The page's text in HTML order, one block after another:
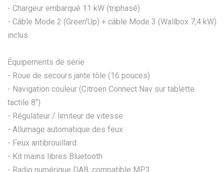
- Chargeur embarqué 11 kW (triphasé)
- Câble Mode 2 (Green’Up) + câble Mode 3 (Wallbox 7,4 kW)
inclus
Équipements de série
- Roue de secours jante tôle (16 pouces)
- Navigation couleur (Citroën Connect Nav sur tablette
tactile 8")
- Régulateur / limiteur de vitesse
- Allumage automatique des feux
- Feux antibrouillard
- Kit mains libres Bluetooth
- Radio numérique DAB, compatible MP3